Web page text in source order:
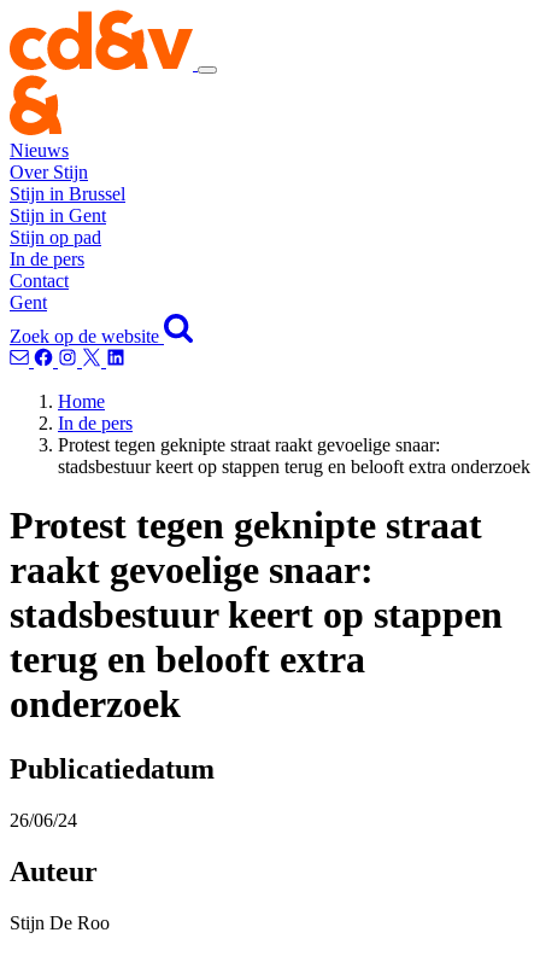
Nieuws
Over Stijn
Stijn in Brussel
Stijn in Gent
Stijn op pad
In de pers
Contact
Gent
Zoek op de website
Home
In de pers
Protest tegen geknipte straat raakt gevoelige snaar:
stadsbestuur keert op stappen terug en belooft extra onderzoek
Protest tegen geknipte straat
raakt gevoelige snaar:
stadsbestuur keert op stappen
terug en belooft extra
onderzoek
Publicatiedatum
26/06/24
Auteur
Stijn De Roo